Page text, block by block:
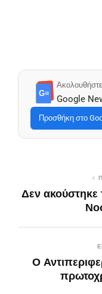
G≡
Google
Προσθήκη στο
Δεν ακούστηκε
O